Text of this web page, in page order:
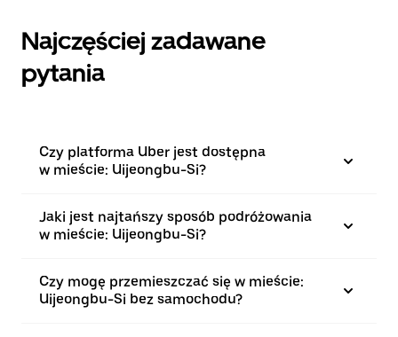
Najczęściej zadawane
pytania
Czy platforma Uber jest dostępna
w mieście: Uijeongbu-Si?
Jaki jest najtańszy sposób podróżowania
w mieście: Uijeongbu-Si?
Czy mogę przemieszczać się w mieście:
Uijeongbu-Si bez samochodu?